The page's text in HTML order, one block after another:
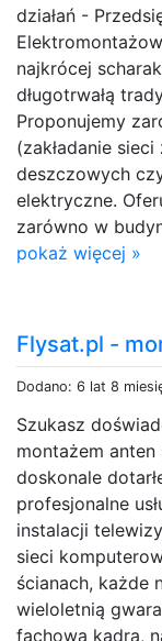
działań -
najkrócej
długotrwałą
Proponujemy
(zakładanie
deszczowych
elektryczne.
zarówno w
pokaż więcej »
Flysat.pl -
Dodano: 6 lat 8
Szukasz
montażem anten
doskonale
profesjonalne
instalacji
sieci
ścianach, każde
wieloletnią
fachowa kadra,